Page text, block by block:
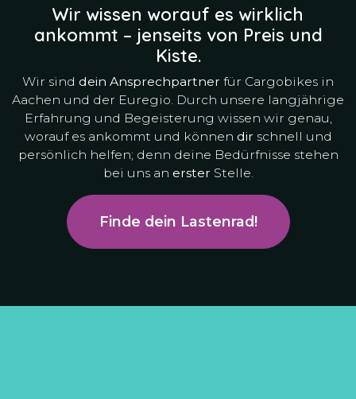
Wir wissen worauf es wirklich
ankommt – jenseits von Preis und
Kiste.
Wir sind dein Ansprechpartner für Cargobikes in
Aachen und der Euregio. Durch unsere langjährige
Erfahrung und Begeisterung wissen wir genau,
worauf es ankommt und können dir schnell und
persönlich helfen; denn deine Bedürfnisse stehen
bei uns an erster Stelle.
Finde dein Lastenrad!